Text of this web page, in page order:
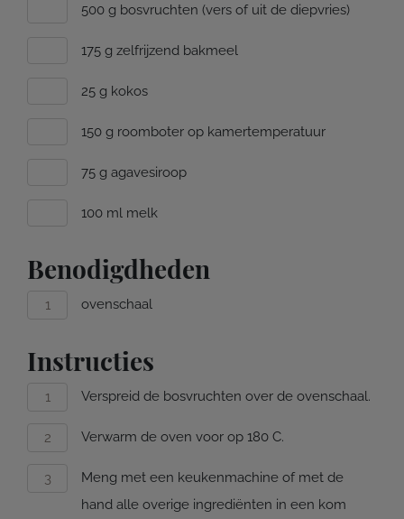
500 g bosvruchten (vers of uit de diepvries)
175 g zelfrijzend bakmeel
25 g kokos
150 g roomboter op kamertemperatuur
75 g agavesiroop
100 ml melk
Benodigdheden
ovenschaal
Instructies
Verspreid de bosvruchten over de ovenschaal.
Verwarm de oven voor op 180 C.
Meng met een keukenmachine of met de
hand alle overige ingrediënten in een kom